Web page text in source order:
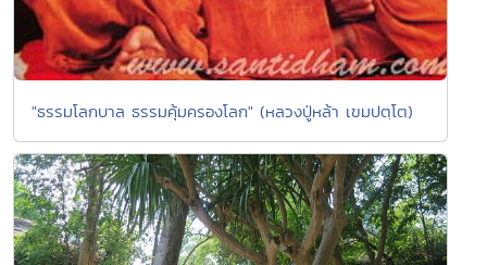
"ธรรมโลกบาล ธรรมคุ้มครองโลก" (หลวงปู่หล้า เขมปตฺโต)